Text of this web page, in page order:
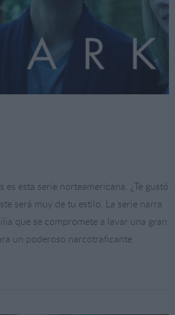
es esta serie norteamericana. ¿Te gustó
será muy de tu estilo. La serie narra
que se compromete a lavar una gran
un poderoso narcotraficante